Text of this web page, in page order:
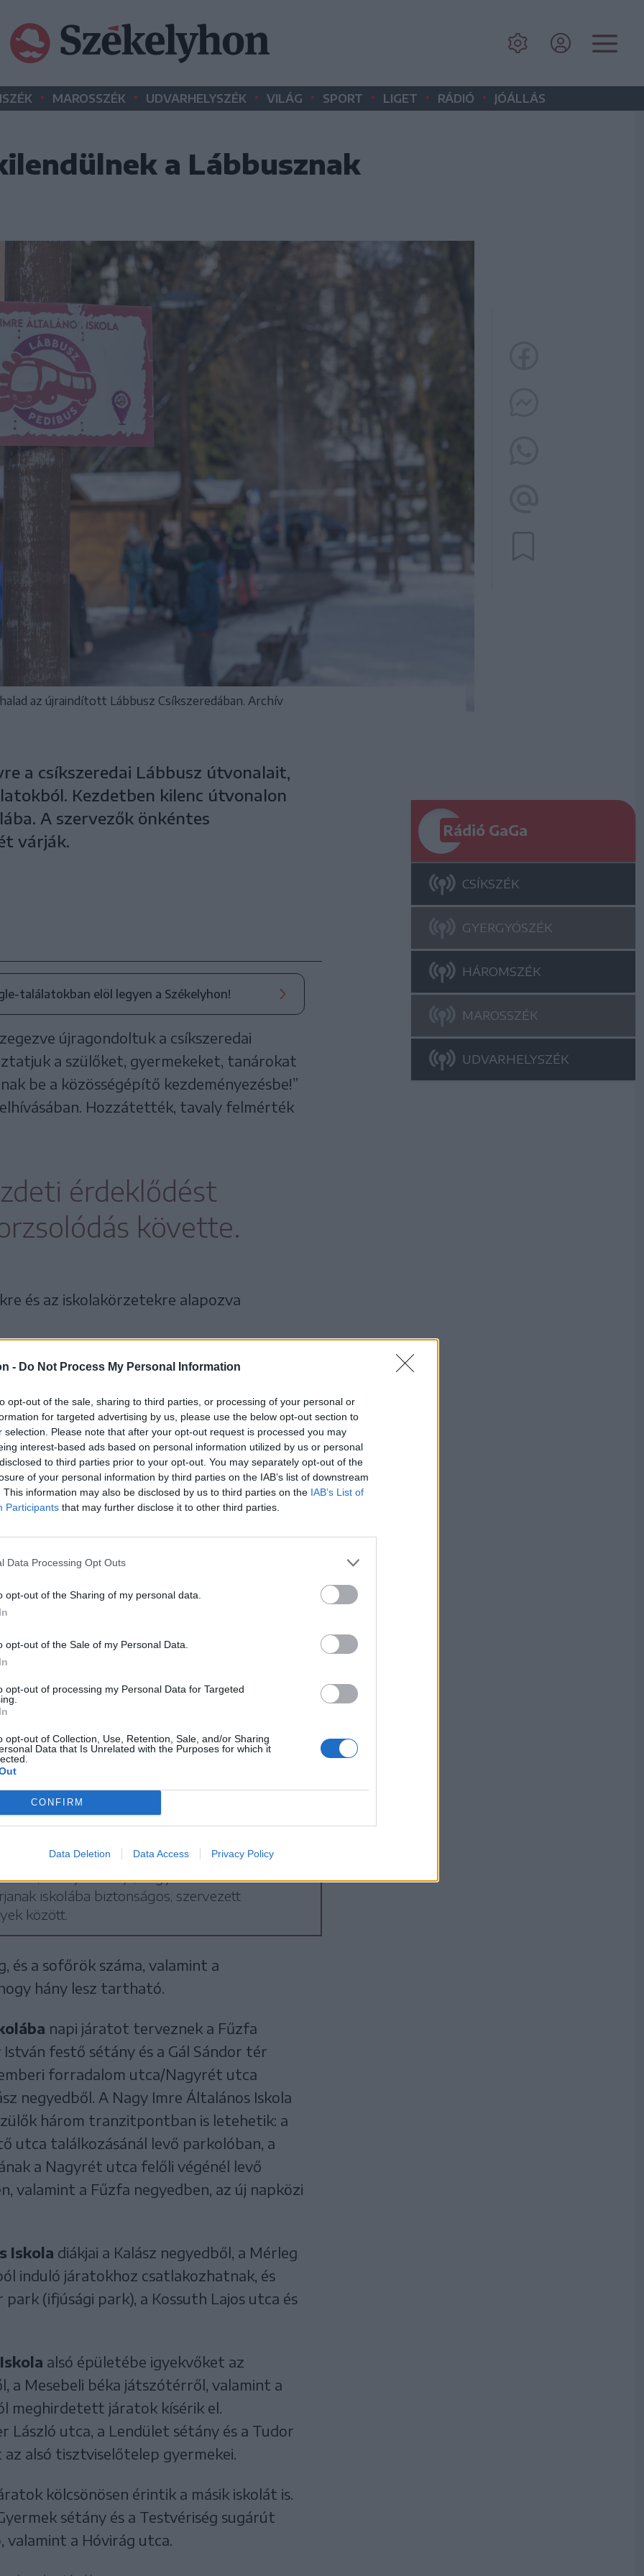
- Do Not Process My Personal Information
opt-out of the sale, sharing to third parties, or processing of your personal or
for targeted advertising by us, please use the below opt-out section to
selection. Please note that after your opt-out request is processed you may
interest-based ads based on personal information utilized by us or personal
to third parties prior to your opt-out. You may separately opt-out of the
of your personal information by third parties on the IAB’s list of downstream
This information may also be disclosed by us to third parties on the IAB’s List of
Participants that may further disclose it to other third parties.
Data Processing Opt Outs
opt-out of the Sharing of my personal data.
opt-out of the Sale of my Personal Data.
opt-out of processing my Personal Data for Targeted
opt-out of Collection, Use, Retention, Sale, and/or Sharing
Data that Is Unrelated with the Purposes for which it
CONFIRM
Data Deletion Data Access Privacy Policy
• MAROSSZÉK • UDVARHELYSZÉK • VILÁG • SPORT • LIGET • RÁDIÓ • JÓÁLLÁS
a Lábbusznak
az újraindított Lábbusz Csíkszeredában. Archív
a csíkszeredai Lábbusz útvonalait,
Kezdetben kilenc útvonalon
A szervezők önkéntes
várják.
találatokban elöl legyen a Székelyhon!
újragondoltuk a csíkszeredai
a szülőket, gyermekeket, tanárokat
be a közösségépítő kezdeményezésbe!”
Hozzátették, tavaly felmérték
érdeklődést
követte.
és az iskolakörzetekre alapozva
ne kelljen túl korán indulniuk,
olyan »tranzitpontokat«, ahol
letehetik a
behajtanának olyan
a forgalmi dugók”
arra, hogy ahol szükséges
vették figyelembe, amelyeknek jól
Ezért a Nagy István Művészeti
és a városközponttól messze eső
következő lépésben megvizsgálják,
bevonni.
lábbuszprogram Csíkszeredában
is elindítják a lábbuszprogramot
2-tól, amelynek célja, hogy az elemi iskolások
iskolába biztonságos, szervezett
között.
és a sofőrök száma, valamint a
hány lesz tartható.
napi járatot terveznek a Fűzfa
festő sétány és a Gál Sándor tér
forradalom utca/Nagyrét utca
negyedből. A Nagy Imre Általános Iskola
három tranzitpontban is letehetik: a
utca találkozásánál levő parkolóban, a
a Nagyrét utca felőli végénél levő
valamint a Fűzfa negyedben, az új napközi
Iskola diákjai a Kalász negyedből, a Mérleg
induló járatokhoz csatlakozhatnak, és
(ifjúsági park), a Kossuth Lajos utca és
alsó épületébe igyekvőket az
a Mesebeli béka játszótérről, valamint a
meghirdetett járatok kísérik el.
László utca, a Lendület sétány és a Tudor
alsó tisztviselőtelep gyermekei.
kölcsönösen érintik a másik iskolát is.
sétány és a Testvériség sugárút
valamint a Hóvirág utca.
Rádió GaGa
CSÍKSZÉK
GYERGYÓSZÉK
HÁROMSZÉK
MAROSSZÉK
UDVARHELYSZÉK